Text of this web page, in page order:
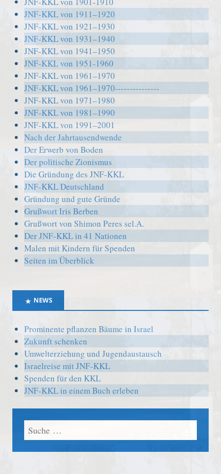
JNF-KKL von 1911–1920
JNF-KKL von 1921–1930
JNF-KKL von 1931–1940
JNF-KKL von 1941–1950
JNF-KKL von 1951-1960
JNF-KKL von 1961–1970
JNF-KKL von 1961–1970---------------
JNF-KKL von 1971–1980
JNF-KKL von 1981–1990
JNF-KKL von 1991–2001
Nach der Jahrtausendwende
Der Erwerb von Boden
Der politische Zionismus
Die Gründung des JNF-KKL
JNF-KKL Deutschland
Gründung und gute Gründe
Grußwort Iris Berben
Grußwort von Shimon Peres sel.A.
Der JNF-KKL in 41 Nationen
Malen mit Kindern für Spenden
Seiten im Überblick
NEWS
Prominente pflanzen Bäume in Israel
Zukunft schenken
Umwelterziehung und Jugendaustausch
Israelreise mit JNF-KKL
Spenden für den KKL
JNF-KKL in einem Buch erleben